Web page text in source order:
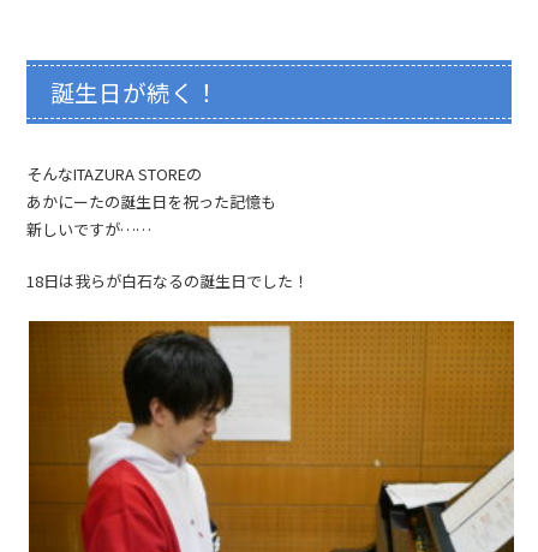
誕生日が続く！
そんなITAZURA STOREの
あかにーたの誕生日を祝った記憶も
新しいですが……
18日は我らが白石なるの誕生日でした！